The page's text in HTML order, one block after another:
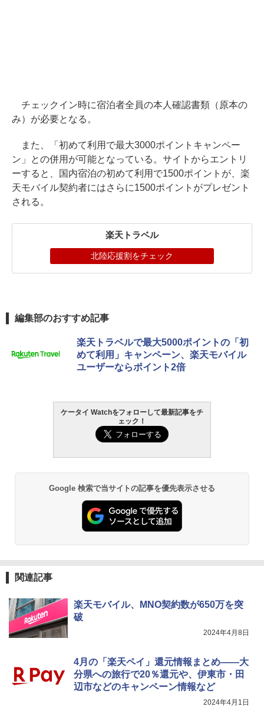
チェックイン時に宿泊者全員の本人確認書類（原本の
み）が必要となる。
また、「初めて利用で最大3000ポイントキャンペー
ン」との併用が可能となっている。サイトからエントリ
ーすると、国内宿泊の初めて利用で1500ポイントが、楽
天モバイル契約者にはさらに1500ポイントがプレゼント
される。
楽天トラベル
北陸応援割をチェック
編集部のおすすめ記事
楽天トラベルで最大5000ポイントの「初
めて利用」キャンペーン、楽天モバイル
ユーザーならポイント2倍
ケータイ Watchをフォローして最新記事をチ
ェック！
Google 検索で当サイトの記事を優先表示させる
関連記事
楽天モバイル、MNO契約数が650万を突
破
2024年4月8日
4月の「楽天ペイ」還元情報まとめ――大
分県への旅行で20％還元や、伊東市・田
辺市などのキャンペーン情報など
2024年4月1日